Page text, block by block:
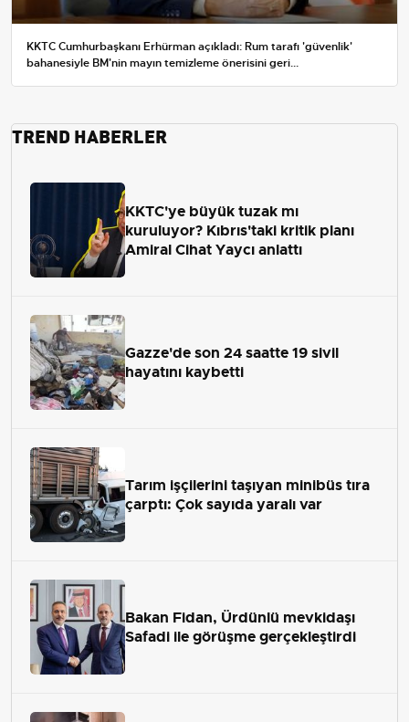
KKTC Cumhurbaşkanı Erhürman açıkladı: Rum tarafı 'güvenlik'
bahanesiyle BM'nin mayın temizleme önerisini geri...
TREND HABERLER
KKTC'ye büyük tuzak mı
kuruluyor? Kıbrıs'taki kritik planı
Amiral Cihat Yaycı anlattı
Gazze'de son 24 saatte 19 sivil
hayatını kaybetti
Tarım işçilerini taşıyan minibüs tıra
çarptı: Çok sayıda yaralı var
Bakan Fidan, Ürdünlü mevkidaşı
Safadi ile görüşme gerçekleştirdi